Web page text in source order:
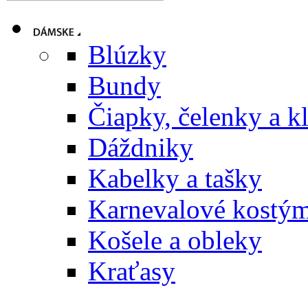
Blúzky
Bundy
Čiapky, čelenky a
Dáždniky
Kabelky a tašky
Karnevalové
Košele a obleky
Kraťasy